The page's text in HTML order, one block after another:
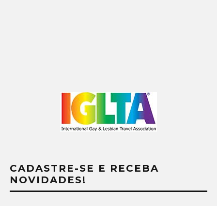
CADASTRE-SE E RECEBA
NOVIDADES!